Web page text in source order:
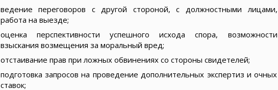
ведение переговоров с другой стороной, с должностными лицами,
работа на выезде;
оценка перспективности успешного исхода спора, возможности
взыскания возмещения за моральный вред;
отстаивание прав при ложных обвинениях со стороны свидетелей;
подготовка запросов на проведение дополнительных экспертиз и очных
ставок;